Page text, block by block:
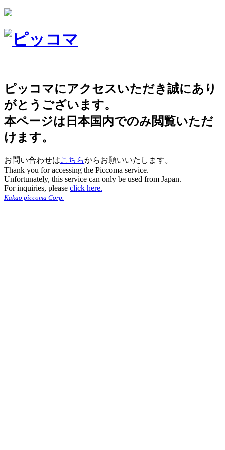
ピッコマにアクセスいただき誠にあり
がとうございます。
本ページは日本国内でのみ閲覧いただ
けます。
お問い合わせはこちらからお願いいたします。
Thank you for accessing the Piccoma service.
Unfortunately, this service can only be used from Japan.
For inquiries, please click here.
Kakao piccoma Corp.